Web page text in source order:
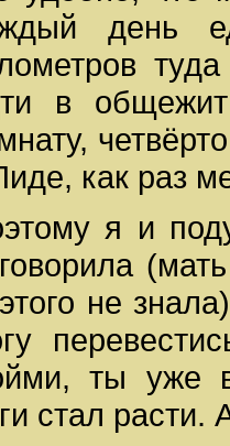
день
в
как раз
я и
не
ты уже
стал расти.